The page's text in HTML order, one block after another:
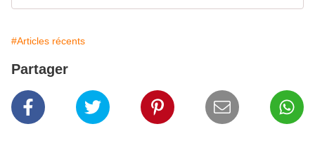
#Articles récents
Partager